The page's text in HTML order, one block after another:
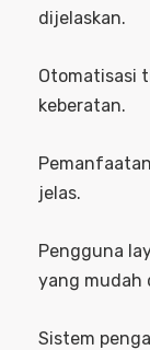
dijelaskan.
Otomatisasi
keberatan.
jelas.
Pengguna
yang mudah
Sistem